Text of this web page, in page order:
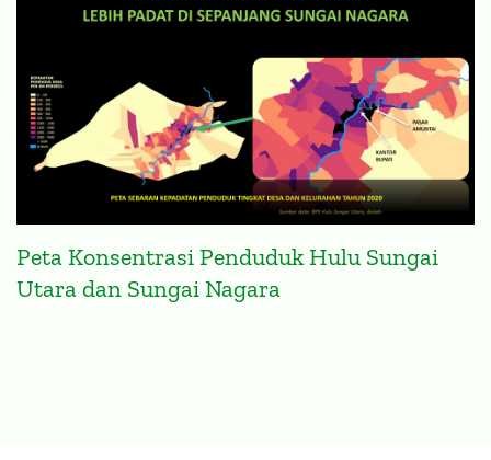
Peta Konsentrasi Penduduk Hulu Sungai
Utara dan Sungai Nagara